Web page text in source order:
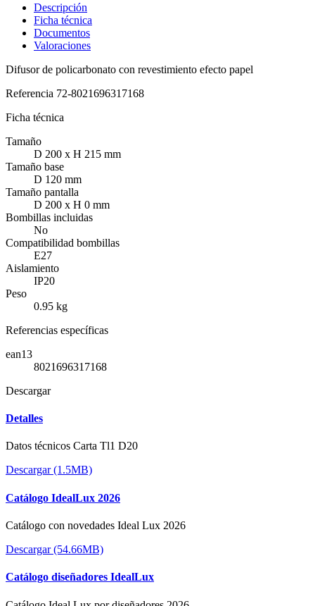
Descripción
Ficha técnica
Documentos
Valoraciones
Difusor de policarbonato con revestimiento efecto papel
Referencia 72-8021696317168
Ficha técnica
Tamaño
D 200 x H 215 mm
Tamaño base
D 120 mm
Tamaño pantalla
D 200 x H 0 mm
Bombillas incluidas
No
Compatibilidad bombillas
E27
Aislamiento
IP20
Peso
0.95 kg
Referencias específicas
ean13
8021696317168
Descargar
Detalles
Datos técnicos Carta Tl1 D20
Descargar (1.5MB)
Catálogo IdealLux 2026
Catálogo con novedades Ideal Lux 2026
Descargar (54.66MB)
Catálogo diseñadores IdealLux